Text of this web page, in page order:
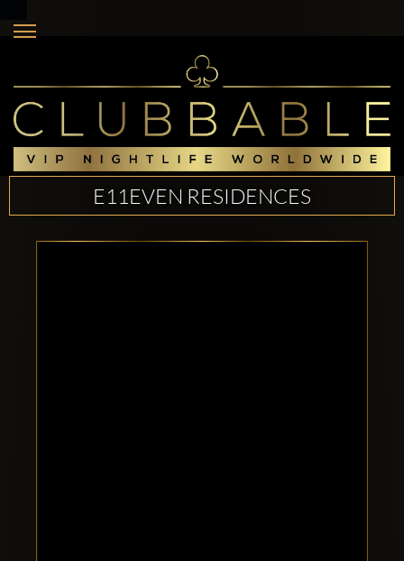
E11EVEN RESIDENCES